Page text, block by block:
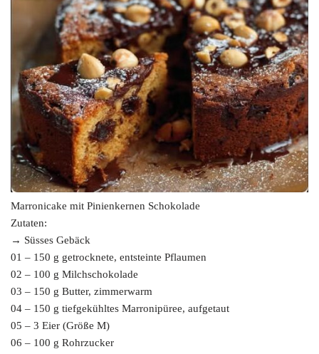
Marronicake mit Pinienkernen Schokolade
Zutaten:
→ Süsses Gebäck
01 – 150 g getrocknete, entsteinte Pflaumen
02 – 100 g Milchschokolade
03 – 150 g Butter, zimmerwarm
04 – 150 g tiefgekühltes Marronipüree, aufgetaut
05 – 3 Eier (Größe M)
06 – 100 g Rohrzucker